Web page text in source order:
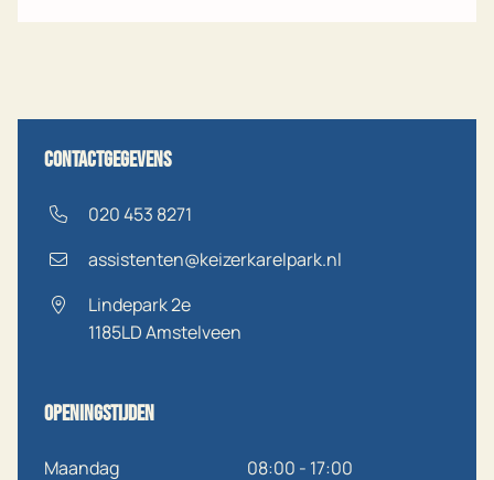
Contactgegevens
020 453 8271
assistenten@keizerkarelpark.nl
Lindepark 2e
1185LDAmstelveen
Openingstijden
Maandag 08:00 - 17:00